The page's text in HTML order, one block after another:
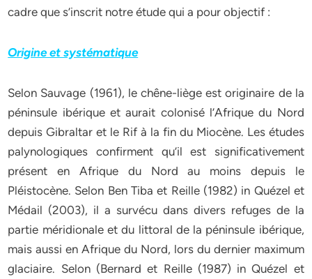
cadre que s’inscrit notre étude qui a pour objectif :
Origine et systématique
Selon Sauvage (1961), le chêne-liège est originaire de la
péninsule ibérique et aurait colonisé l’Afrique du Nord
depuis Gibraltar et le Rif à la fin du Miocène. Les études
palynologiques confirment qu’il est significativement
présent en Afrique du Nord au moins depuis le
Pléistocène. Selon Ben Tiba et Reille (1982) in Quézel et
Médail (2003), il a survécu dans divers refuges de la
partie méridionale et du littoral de la péninsule ibérique,
mais aussi en Afrique du Nord, lors du dernier maximum
glaciaire. Selon (Bernard et Reille (1987) in Quézel et